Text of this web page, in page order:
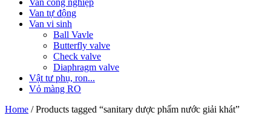
Van tự động
Van vi sinh
Ball Vavle
Butterfly valve
Check valve
Diaphragm valve
Vật tư phụ, ron...
Vỏ màng RO
Home / Products tagged “sanitary dược phẩm nước giải khát”